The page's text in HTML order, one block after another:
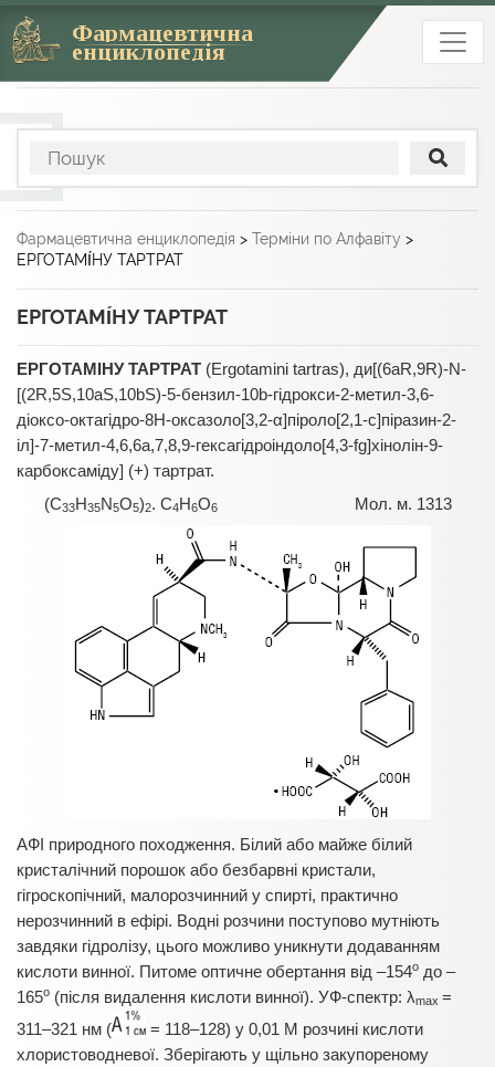
Фармацевтична
енциклопедія
Фармацевтична енциклопедія > Терміни по Алфавіту >
ЕРГОТАМІ́НУ ТАРТРАТ
ЕРГОТАМІ́НУ ТАРТРАТ
ЕРГОТАМІНУ ТАРТРАТ (Ergotamini tartras), ди[(6aR,9R)-N-
[(2R,5S,10aS,10bS)-5-бензил-10b-гідрокси-2-метил-3,6-
діоксо-октагідро-8Н-оксазоло[3,2-α]піроло[2,1-c]піразин-2-
іл]-7-метил-4,6,6а,7,8,9-гексагідроіндоло[4,3-fg]хінолін-9-
карбоксаміду] (+) тартрат.
(C33H35N5O5)2. C4H6O6Мол. м. 1313
АФІ природного походження. Білий або майже білий
кристалічний порошок або безбарвні кристали,
гігроскопічний, малорозчинний у спирті, практично
нерозчинний в ефірі. Водні розчини поступово мутніють
завдяки гідролізу, цього можливо уникнути додаванням
кислоти винної. Питоме оптичне обертання від –154о до –
165о (після видалення кислоти винної). УФ-спектр: λmax =
311–321 нм (
= 118–128) у 0,01 М розчині кислоти
хлористоводневої. Зберігають у щільно закупореному